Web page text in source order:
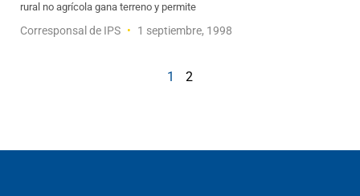
rural no agrícola gana terreno y permite
Corresponsal de IPS 1 septiembre, 1998
1 2